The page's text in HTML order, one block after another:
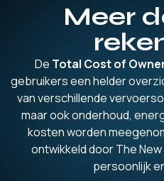
Meer
De Total Cost of
gebruikers een helder
van verschillende
maar ook onderhoud,
kosten worden
ontwikkeld door The
persoonlijk